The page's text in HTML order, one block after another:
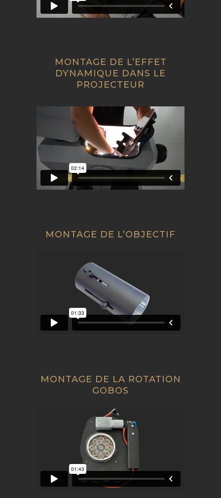
MONTAGE DE L’EFFET
DYNAMIQUE DANS LE
PROJECTEUR
MONTAGE DE L’OBJECTIF
MONTAGE DE LA ROTATION
GOBOS